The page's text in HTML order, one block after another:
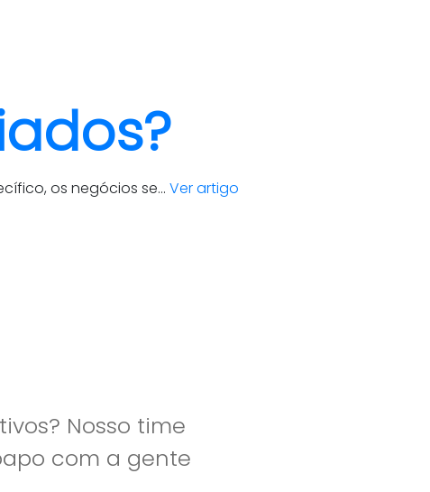
os negócios se... Ver artigo
Nosso time
com a gente